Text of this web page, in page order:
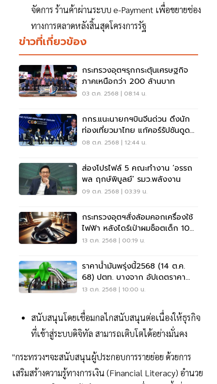
จัดการ ร้านค้าผ่านระบบ e-Payment เพื่อขยายช่อง
ทางการตลาดหลังสิ้นสุดโครงการรัฐ
ข่าวที่เกี่ยวข้อง
กระทรวงอุตฯรุกกระตุ้นเศรษฐกิจ
ภาคเหนือกว่า 200 ล้านบาท
03 ต.ค. 2568 | 08:14 น.
กกร.แนะนายกฯบินจีนด่วน ดึงนัก
ท่องเที่ยวมาไทย แก้คอร์รัปชันดูด
ลงทุน
08 ต.ค. 2568 | 12:44 น.
ส่องโปรไฟล์ 5 คณะทำงาน ‘อรรถ
พล ฤกษ์พิบูลย์’ รมว.พลังงาน
09 ต.ค. 2568 | 03:39 น.
กระทรวงอุตฯสั่งล้อมคอกเครื่องใช้
ไฟฟ้า หลังไดร์เป่าผมช็อตเด็ก 10
ขวบตาย
13 ต.ค. 2568 | 00:19 น.
ราคาน้ำมันพรุ่งนี้2568 (14 ต.ค.
68) ปตท. บางจาก อัปเดตราคา
ล่าสุด
13 ต.ค. 2568 | 10:00 น.
สนับสนุนโดยเชื่อมกลไกสนับสนุนต่อเนื่องให้ธุรกิจ
ที่เข้าสู่ระบบดิจิทัล สามารถเติบโตได้อย่างมั่นคง
​"กระทรวงฯจะสนับสนุนผู้ประกอบการรายย่อย ด้วยการ
เสริมสร้างความรู้ทางการเงิน (Financial Literacy) อํานวย